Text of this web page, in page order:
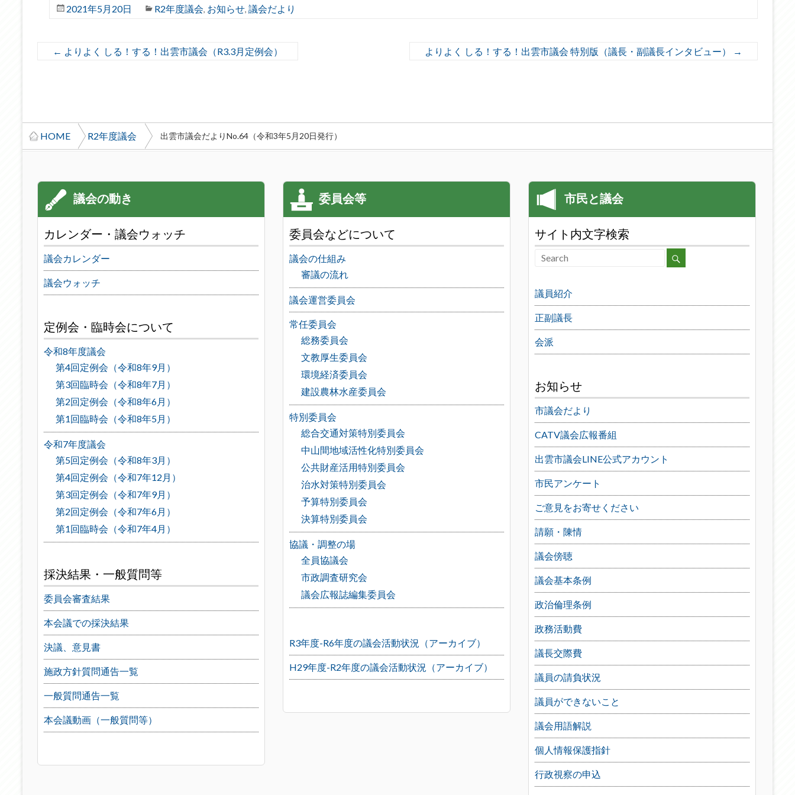
2021年5月20日 R2年度議会, お知らせ, 議会だより
← よりよく しる！する！出雲市議会（R3.3月定例会） よりよく しる！する！出雲市議会 特別版（議長・副議長インタビュー） →
HOME R2年度議会 出雲市議会だよりNo.64（令和3年5月20日発行）
カレンダー・議会ウォッチ
議会カレンダー
議会ウォッチ
定例会・臨時会について
令和8年度議会
第4回定例会（令和8年9月）
第3回臨時会（令和8年7月）
第2回定例会（令和8年6月）
第1回臨時会（令和8年5月）
令和7年度議会
第5回定例会（令和8年3月）
第4回定例会（令和7年12月）
第3回定例会（令和7年9月）
第2回定例会（令和7年6月）
第1回臨時会（令和7年4月）
採決結果・一般質問等
委員会審査結果
本会議での採決結果
決議、意見書
施政方針質問通告一覧
一般質問通告一覧
本会議動画（一般質問等）
委員会などについて
議会の仕組み
審議の流れ
議会運営委員会
常任委員会
総務委員会
文教厚生委員会
環境経済委員会
建設農林水産委員会
特別委員会
総合交通対策特別委員会
中山間地域活性化特別委員会
公共財産活用特別委員会
治水対策特別委員会
予算特別委員会
決算特別委員会
協議・調整の場
全員協議会
市政調査研究会
議会広報誌編集委員会
R3年度-R6年度の議会活動状況（アーカイブ）
H29年度-R2年度の議会活動状況（アーカイブ）
サイト内文字検索
議員紹介
正副議長
会派
お知らせ
市議会だより
CATV議会広報番組
出雲市議会LINE公式アカウント
市民アンケート
ご意見をお寄せください
請願・陳情
議会傍聴
議会基本条例
政治倫理条例
政務活動費
議長交際費
議員の請負状況
議員ができないこと
議会用語解説
個人情報保護指針
行政視察の申込